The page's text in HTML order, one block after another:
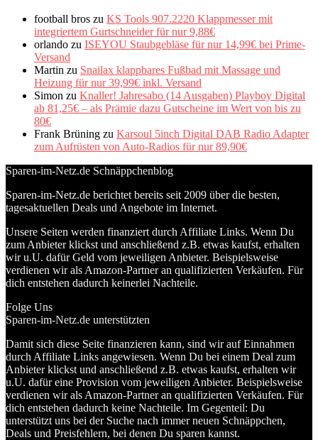
football bros zu KS Tools 907.2220 Klappmesser mit
integriertem Gurtschneider für nur 9,88€
orlando zu ISEYOU Staubgebläse für nur 14,99€ bei Prime-
Versand
Martin zu Snailax klappbares Fußbad mit Massage und
Heizung für nur 39,99€ inkl. Versand
Simon zu Knaller! Jahresabo (14 Ausgaben) Playboy Digital
ab 81,25€ – als Prämie dazu Gutscheine im Wert von bis zu
80€
Frank Brüning zu Karsoul 5inch Digital DAB Radio Adapter
zum Aufrüsten von Auto-Radios für nur 89,90€
Sparen-im-Netz.de Schnäppchenblog
Sparen-im-Netz.de berichtet bereits seit 2009 über die besten,
tagesaktuellen Deals und Angebote im Internet.
Unsere Seiten werden finanziert durch Affiliate Links. Wenn Du
zum Anbieter klickst und anschließend z.B. etwas kaufst, erhalten
wir u.U. dafür Geld vom jeweiligen Anbieter. Beispielsweise
verdienen wir als Amazon-Partner an qualifizierten Verkäufen. Für
dich entstehen dadurch keinerlei Nachteile.
Folge Uns
Sparen-im-Netz.de unterstützten
Damit sich diese Seite finanzieren kann, sind wir auf Einnahmen
durch Affiliate Links angewiesen. Wenn Du bei einem Deal zum
Anbieter klickst und anschließend z.B. etwas kaufst, erhalten wir
u.U. dafür eine Provision vom jeweiligen Anbieter. Beispielsweise
verdienen wir als Amazon-Partner an qualifizierten Verkäufen. Für
dich entstehen dadurch keine Nachteile. Im Gegenteil: Du
unterstützt uns bei der Suche nach immer neuen Schnäppchen,
Deals und Preisfehlern, bei denen Du sparen kannst.